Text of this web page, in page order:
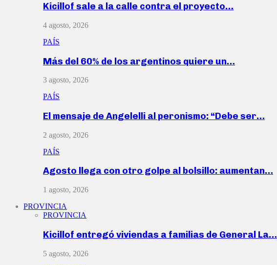
Kicillof sale a la calle contra el proyecto…
4 agosto, 2026
PAÍS
Más del 60% de los argentinos quiere un…
3 agosto, 2026
PAÍS
El mensaje de Angelelli al peronismo: “Debe ser…
2 agosto, 2026
PAÍS
Agosto llega con otro golpe al bolsillo: aumentan…
1 agosto, 2026
PROVINCIA
PROVINCIA
Kicillof entregó viviendas a familias de General La…
5 agosto, 2026